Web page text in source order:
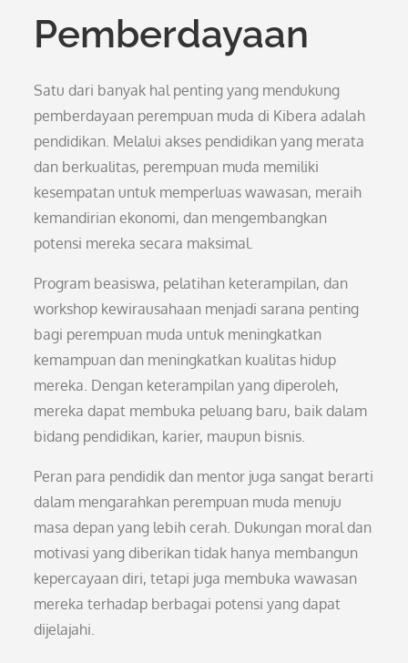
Pemberdayaan
Satu dari banyak hal penting yang mendukung
pemberdayaan perempuan muda di Kibera adalah
pendidikan. Melalui akses pendidikan yang merata
dan berkualitas, perempuan muda memiliki
kesempatan untuk memperluas wawasan, meraih
kemandirian ekonomi, dan mengembangkan
potensi mereka secara maksimal.
Program beasiswa, pelatihan keterampilan, dan
workshop kewirausahaan menjadi sarana penting
bagi perempuan muda untuk meningkatkan
kemampuan dan meningkatkan kualitas hidup
mereka. Dengan keterampilan yang diperoleh,
mereka dapat membuka peluang baru, baik dalam
bidang pendidikan, karier, maupun bisnis.
Peran para pendidik dan mentor juga sangat berarti
dalam mengarahkan perempuan muda menuju
masa depan yang lebih cerah. Dukungan moral dan
motivasi yang diberikan tidak hanya membangun
kepercayaan diri, tetapi juga membuka wawasan
mereka terhadap berbagai potensi yang dapat
dijelajahi.